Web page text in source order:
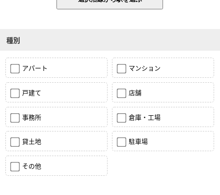
種別
アパート マンション
戸建て 店舗
事務所 倉庫・工場
貸土地 駐車場
その他